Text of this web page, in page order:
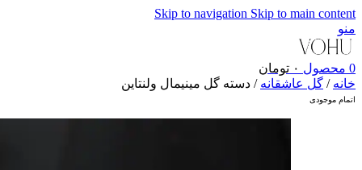
Skip to navigation Skip to main content
منو
0 محصول ۰ تومان
خانه / گل عاشقانه / دسته گل مینیمال ولنتاین
اتمام موجودی